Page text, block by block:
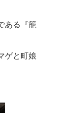
ある『籠
ゲと町娘